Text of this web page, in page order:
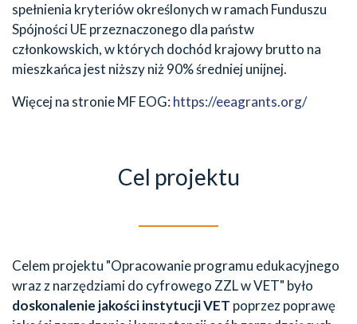
spełnienia kryteriów określonych w ramach Funduszu
Spójności UE przeznaczonego dla państw
członkowskich, w których dochód krajowy brutto na
mieszkańca jest niższy niż 90% średniej unijnej.
Więcej na stronie MF EOG:https://eeagrants.org/
Cel projektu
Celem projektu "Opracowanie programu edukacyjnego
wraz z narzędziami do cyfrowego ZZL w VET" było
doskonalenie jakości instytucji VET poprzez poprawę